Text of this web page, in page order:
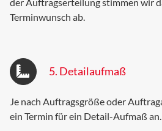
Terminwunsch ab.
5. Detailaufmaß
Je nach Auftragsgröße oder
ein Termin für ein Detail-Aufmaß an.